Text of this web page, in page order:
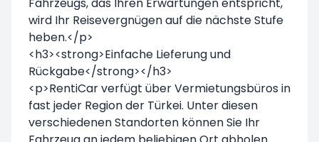
wird Ihr Reisevergnügen auf die nächste Stufe
heben.</p>
<h3><strong>Einfache Lieferung und
Rückgabe</strong></h3>
<p>RentiCar verfügt über Vermietungsbüros in
fast jeder Region der Türkei. Unter diesen
verschiedenen Standorten können Sie Ihr